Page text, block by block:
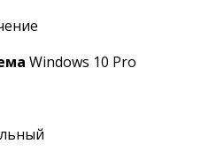
Windows 10 Pro